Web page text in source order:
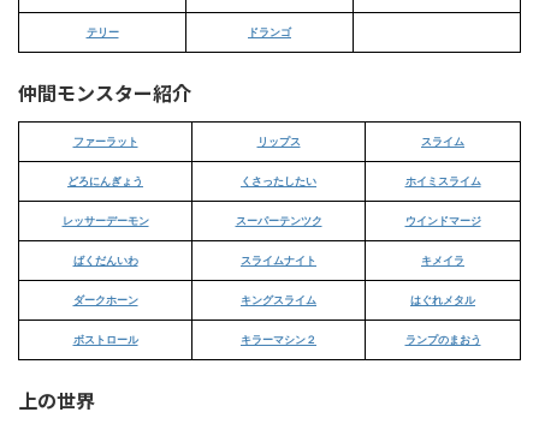
テリー ドランゴ
仲間モンスター紹介
ファーラット リップス スライム
どろにんぎょう くさったしたい ホイミスライム
レッサーデーモン スーパーテンツク ウインドマージ
ばくだんいわ スライムナイト キメイラ
ダークホーン キングスライム はぐれメタル
ボストロール キラーマシン２ ランプのまおう
上の世界